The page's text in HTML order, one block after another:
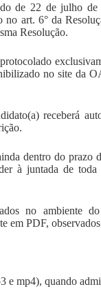
de 22 de julho
art. 6° da
Resolução.
no site da
receberá
dentro do prazo
à juntada de toda
no ambiente
em PDF,
e mp4), quando